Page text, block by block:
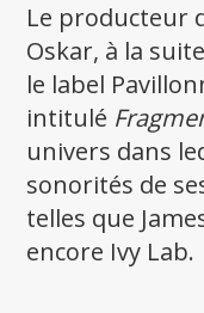
Le producteur
Oskar, à la
le label
intitulé
univers dans
sonorités de
telles que
encore Ivy Lab.